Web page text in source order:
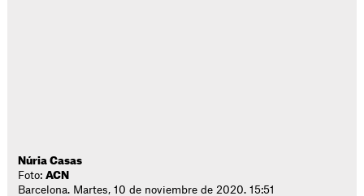
Núria Casas
Foto:ACN
Barcelona. Martes, 10 de noviembre de 2020. 15:51